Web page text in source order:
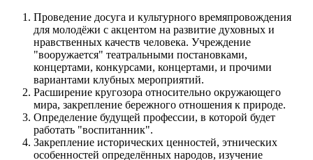
Проведение досуга и культурного времяпровождения
для молодёжи с акцентом на развитие духовных и
нравственных качеств человека. Учреждение
"вооружается" театральными постановками,
концертами, конкурсами, концертами, и прочими
вариантами клубных мероприятий.
Расширение кругозора относительно окружающего
мира, закрепление бережного отношения к природе.
Определение будущей профессии, в которой будет
работать "воспитанник".
Закрепление исторических ценностей, этнических
особенностей определённых народов, изучение